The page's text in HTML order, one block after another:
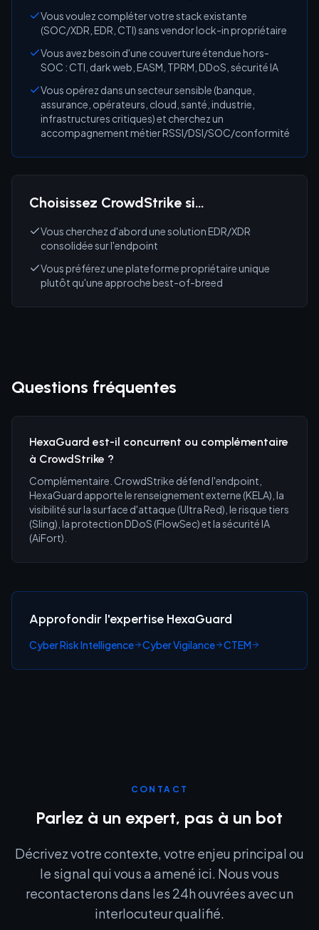
Vous voulez compléter votre stack existante
(SOC/XDR, EDR, CTI) sans vendor lock-in propriétaire
Vous avez besoin d'une couverture étendue hors-
SOC : CTI, dark web, EASM, TPRM, DDoS, sécurité IA
Vous opérez dans un secteur sensible (banque,
assurance, opérateurs, cloud, santé, industrie,
infrastructures critiques) et cherchez un
accompagnement métier RSSI/DSI/SOC/conformité
Choisissez CrowdStrike si…
Vous cherchez d'abord une solution EDR/XDR
consolidée sur l'endpoint
Vous préférez une plateforme propriétaire unique
plutôt qu'une approche best-of-breed
Questions fréquentes
HexaGuard est-il concurrent ou complémentaire
à CrowdStrike ?
Complémentaire. CrowdStrike défend l'endpoint,
HexaGuard apporte le renseignement externe (KELA), la
visibilité sur la surface d'attaque (Ultra Red), le risque tiers
(Sling), la protection DDoS (FlowSec) et la sécurité IA
(AiFort).
Approfondir l'expertise HexaGuard
Cyber Risk Intelligence Cyber Vigilance CTEM
CONTACT
Parlez à un expert, pas à un bot
Décrivez votre contexte, votre enjeu principal ou
le signal qui vous a amené ici. Nous vous
recontacterons dans les 24h ouvrées avec un
interlocuteur qualifié.